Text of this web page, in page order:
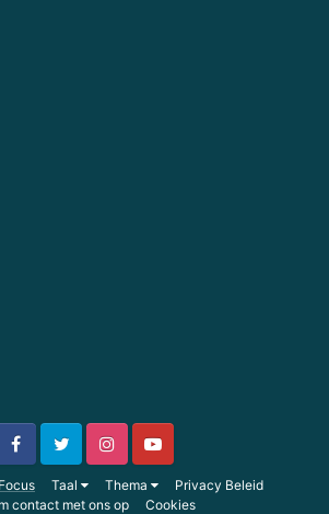
Taal Thema
Privacy Beleid
contact met ons op
Cookies